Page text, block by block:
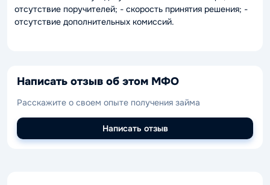
отсутствие поручителей; - скорость принятия решения; -
отсутствие дополнительных комиссий.
Написать отзыв об этом МФО
Расскажите о своем опыте получения займа
Написать отзыв